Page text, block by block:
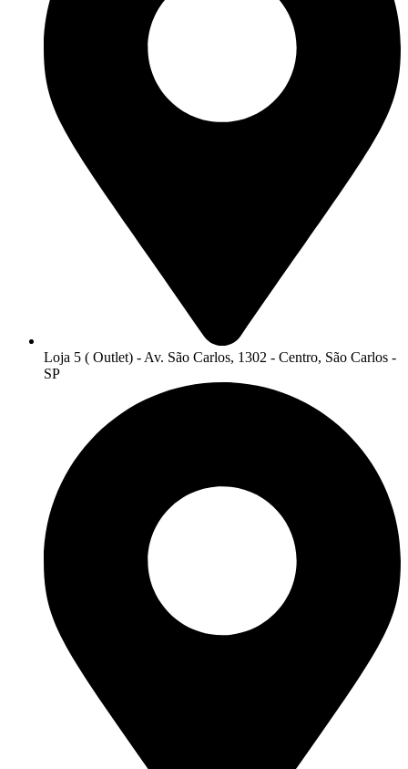
Loja 5 ( Outlet) - Av. São Carlos, 1302 - Centro, São Carlos -
SP